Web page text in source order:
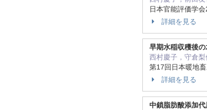
日本官能評価学
詳細を見る
早期水稲収穫後
西村慶子，守倉
第17回日本暖地
詳細を見る
中鎖脂肪酸添加